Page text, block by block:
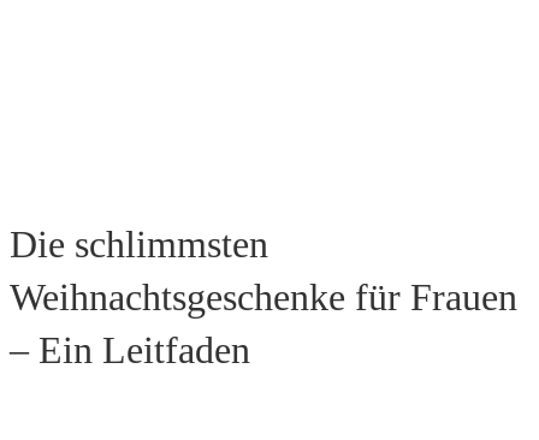
Die schlimmsten
Weihnachtsgeschenke für Frauen
– Ein Leitfaden